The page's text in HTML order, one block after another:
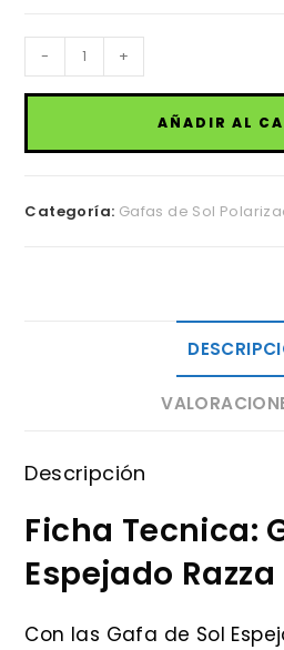
de
Sol
Lente
UV400
- +
AÑADIR AL
Categoría: Gafas de Sol
Descripción
Ficha Tecnica:
Espejado Razza
Con las Gafa de Sol